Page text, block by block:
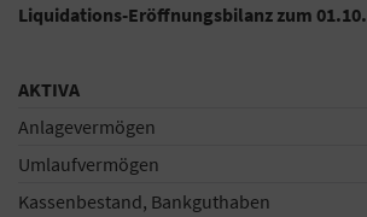
Liquidations-Eröffnungsbilanz zum
AKTIVA
Anlagevermögen
Umlaufvermögen
Kassenbestand, Bankguthaben